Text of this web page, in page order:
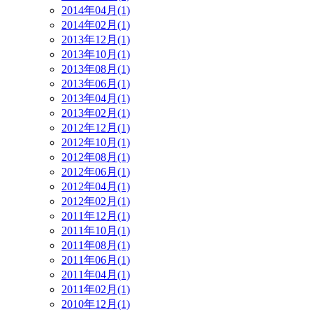
2014年04月(1)
2014年02月(1)
2013年12月(1)
2013年10月(1)
2013年08月(1)
2013年06月(1)
2013年04月(1)
2013年02月(1)
2012年12月(1)
2012年10月(1)
2012年08月(1)
2012年06月(1)
2012年04月(1)
2012年02月(1)
2011年12月(1)
2011年10月(1)
2011年08月(1)
2011年06月(1)
2011年04月(1)
2011年02月(1)
2010年12月(1)